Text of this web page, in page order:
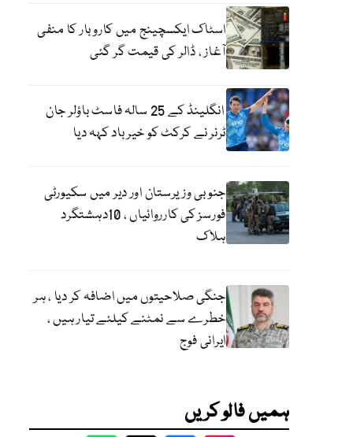
اسٹاک ایکسچینج میں کاروبار کا منفی
آغاز ، ڈالر کی قیمت گر گئی
انگلینڈ کے 25 سالہ فاسٹ باؤلر جان
ٹرنر نے کرکٹ کو خیر باد کہہ دیا
جنوبی وزیرستان اور دیر میں سکیورٹی
فورسز کی کارروائیاں ، 10دہشتگرد
ہلاک
جنگی صلاحیتوں میں اضافہ کر دیا ، ہر
خطرے سے نمٹنے کیلئے تیار ہیں ،
ایرانی فوج
ہمیں فالو کریں